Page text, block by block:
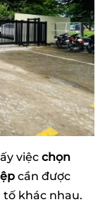
việc chọn
cần được
khác nhau.